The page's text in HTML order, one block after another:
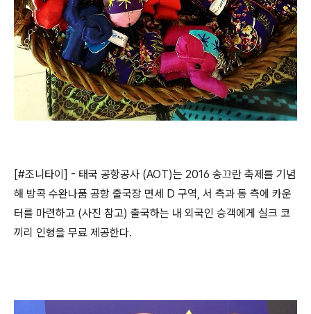
[#조니타이] - 태국 공항공사 (AOT)는 2016 송끄란 축제를 기념
해 방콕 수완나품 공항 출국장 면세 D 구역, 서 측과 동 측에 카운
터를 마련하고 (사진 참고) 출국하는 내 외국인 승객에게 실크 코
끼리 인형을 무료 제공한다.